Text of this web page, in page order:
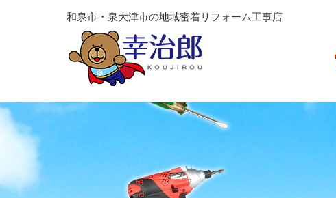
和泉市・泉大津市の地域密着リフォーム工事店